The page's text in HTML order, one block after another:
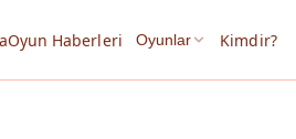
Oyun Haberleri Oyunlar Kimdir?